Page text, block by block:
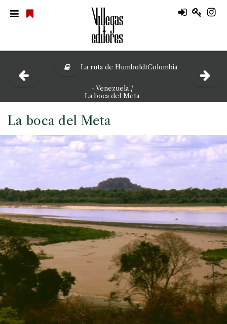
La ruta de HumboldtColombia
- Venezuela /
La boca del Meta
La boca del Meta